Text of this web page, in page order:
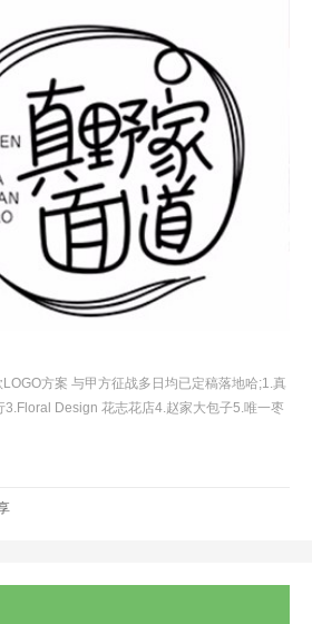
方案 与甲方征战多日均已定稿落地哈;1.真
Design 花志花店4.赵家大包子5.唯一枣